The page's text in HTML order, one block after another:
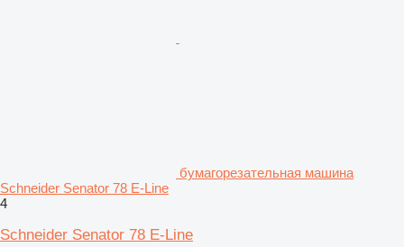
бумагорезательная машина
Schneider Senator 78 E-Line
4
Schneider Senator 78 E-Line